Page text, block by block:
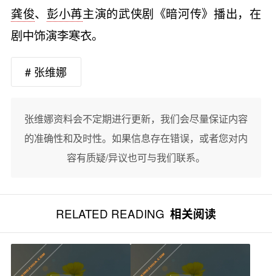
龚俊、 彭小苒主演的武侠剧《暗河传》播出，在
剧中饰演李寒衣。
# 张维娜
张维娜资料会不定期进行更新，我们会尽量保证内容
的准确性和及时性。如果信息存在错误，或者您对内
容有质疑/异议也可与我们联系。
RELATED READING 相关阅读